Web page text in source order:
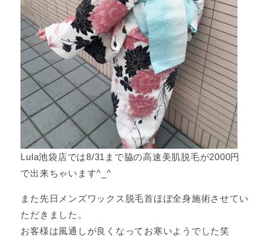
Lula池袋店では8/31まで脇の高速美肌脱毛が2000円
で出来ちゃいます^_^
また先日メンズワックス脱毛首ほぼ全身施術させてい
ただきました。
お客様は風通しが良くなってお寒いようでした笑